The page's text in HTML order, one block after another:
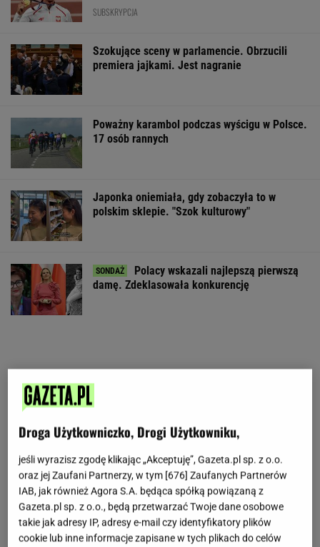
SUBSKRYPCJA
Szokujące sceny w parlamencie. Obrzucili
premiera jajkami. Jest nagranie
Poważny karambol podczas wyścigu w Polsce.
17 osób rannych
Japonka oniemiała, gdy zobaczyła to w
polskim sklepie. "Szok kulturowy"
Polacy wskazali najlepszą pierwszą
damę. Zdeklasowała konkurencję
Droga Użytkowniczko, Drogi Użytkowniku,
jeśli wyrazisz zgodę klikając „Akceptuję”, Gazeta.pl sp. z o.o.
oraz jej Zaufani Partnerzy, w tym [676] Zaufanych Partnerów
IAB, jak również Agora S.A. będąca spółką powiązaną z
Gazeta.pl sp. z o.o., będą przetwarzać Twoje dane osobowe
takie jak adresy IP, adresy e-mail czy identyfikatory plików
cookie lub inne informacje zapisane w tych plikach do celów